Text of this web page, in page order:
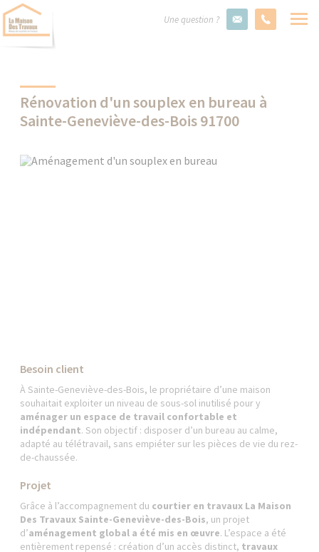
Une question ?
Rénovation d'un souplex en bureau à
Sainte-Geneviève-des-Bois 91700
Besoin client
À Sainte-Geneviève-des-Bois, le propriétaire d’une maison
souhaitait exploiter un niveau de sous-sol inutilisé pour y
aménager un espace de travail confortable et
indépendant. Son objectif : disposer d’un bureau au calme,
adapté au télétravail, sans empiéter sur les pièces de vie du rez-
de-chaussée.
Projet
Grâce à l’accompagnement du courtier en travaux La Maison
Des Travaux Sainte-Geneviève-des-Bois, un projet
d’aménagement global a été mis en œuvre. L’espace a été
entièrement repensé : création d’un accès distinct, travaux